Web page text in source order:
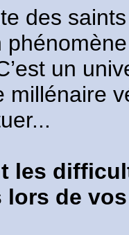
des
un
millénaire
les
lors de